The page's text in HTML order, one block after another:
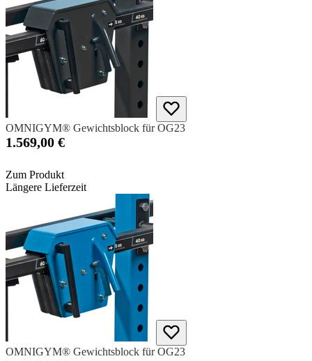
OMNIGYM® Gewichtsblock für OG23
1.569,00 €
Zum Produkt
Längere Lieferzeit
OMNIGYM® Gewichtsblock für OG23